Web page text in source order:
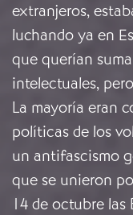
extranjeros,
luchando ya en
que querían
intelectuales,
La mayoría eran
políticas de los
un antifascismo
que se unieron
14 de octubre